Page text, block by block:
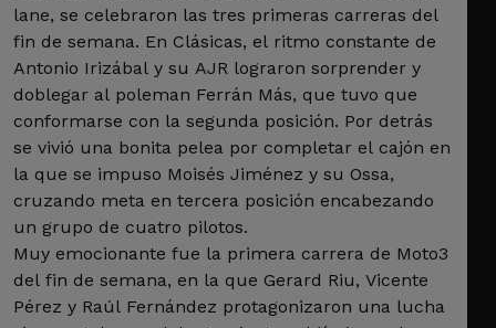
lane, se celebraron las tres primeras carreras del
fin de semana. En Clásicas, el ritmo constante de
Antonio Irizábal y su AJR lograron sorprender y
doblegar al poleman Ferrán Más, que tuvo que
conformarse con la segunda posición. Por detrás
se vivió una bonita pelea por completar el cajón en
la que se impuso Moisés Jiménez y su Ossa,
cruzando meta en tercera posición encabezando
un grupo de cuatro pilotos.
Muy emocionante fue la primera carrera de Moto3
del fin de semana, en la que Gerard Riu, Vicente
Pérez y Raúl Fernández protagonizaron una lucha